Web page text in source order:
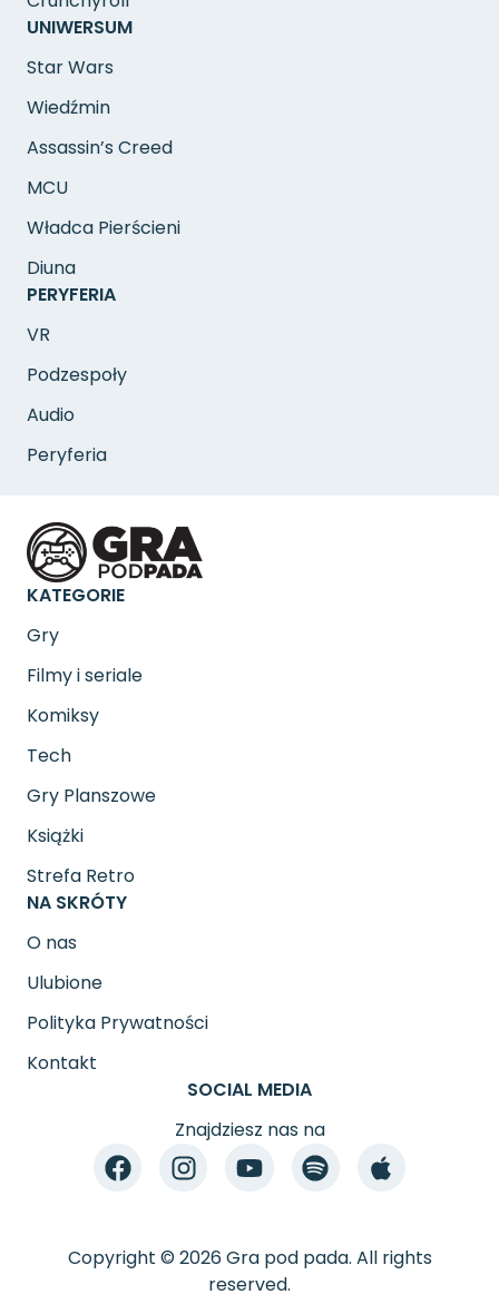
UNIWERSUM
Star Wars
Wiedźmin
Assassin’s Creed
MCU
Władca Pierścieni
Diuna
PERYFERIA
VR
Podzespoły
Audio
Peryferia
KATEGORIE
Gry
Filmy i seriale
Komiksy
Tech
Gry Planszowe
Książki
Strefa Retro
NA SKRÓTY
O nas
Ulubione
Polityka Prywatności
Kontakt
SOCIAL MEDIA
Znajdziesz nas na
Copyright © 2026 Gra pod pada. All rights
reserved.